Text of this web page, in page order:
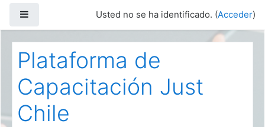
Usted no se ha identificado. (Acceder)
Plataforma de
Capacitación Just
Chile